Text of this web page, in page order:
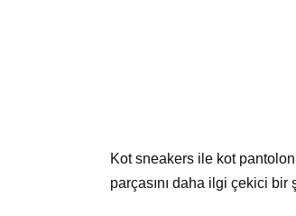
Kot sneakers ile kot
parçasını daha ilgi çekici bir